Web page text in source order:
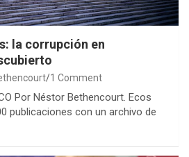
la corrupción en
1 Comment
Por Néstor Bethencourt. Ecos
publicaciones con un archivo de